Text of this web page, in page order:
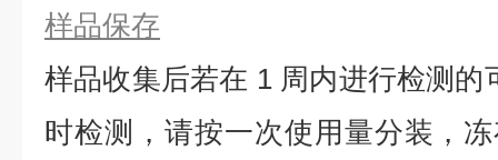
样品保存
样品收集后若在 1 周内进行检测
时检测，请按一次使用量分装，